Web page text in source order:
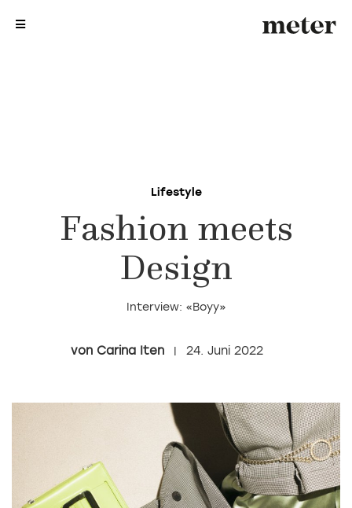
Lifestyle
Fashion meets
Design
Interview: «Boyy»
Carina Iten 24. Juni 2022